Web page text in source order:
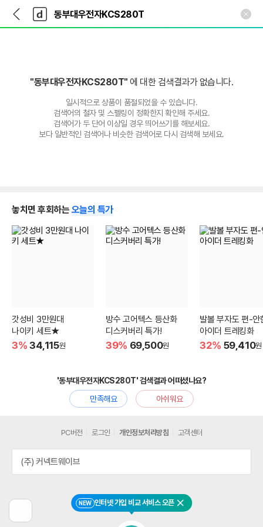
다
나
와
가
다
와
"동부대우전자KCS280T" 에 대한 검색결과가 없습니다.
일시적으로 상품이 품절되었을 수 있습니다.
검색어의 철자 및 스펠링이 정확한지 확인해 주세요.
검색어가 두 단어 이상일 경우 띄어쓰기를 해보세요.
보다 일반적인 검색어나 비슷한 검색어로 다시 검색해 보세요.
놓치면 후회하는 오늘의 특가
갓성비 3만원대
나이키 세트★
3% 34,115원
방수 고어텍스 등산화
디스커버리 특가!
39% 69,500원
발볼 부자도 편-안
아이더 트레킹화
32% 59,410원
'동부대우전자KCS280T' 검색결과 어떠셨나요?
만족해요
아쉬워요
전
NEW 인터넷 가입 비교 서비스 오픈 닫기
PC버전 로그인 개인정보처리방침 고객센터
(주) 커넥트웨이브